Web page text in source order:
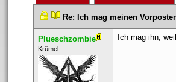
Re: Ich mag meinen
Plueschzombie
​Krümel.
Ich mag ihn,